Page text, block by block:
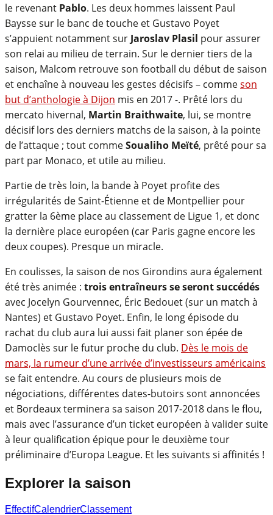
le revenant Pablo. Les deux hommes laissent Paul
Baysse sur le banc de touche et Gustavo Poyet
s’appuient notamment sur Jaroslav Plasil pour assurer
son relai au milieu de terrain. Sur le dernier tiers de la
saison, Malcom retrouve son football du début de saison
et enchaîne à nouveau les gestes décisifs – commeson
but d’anthologie à Dijon mis en 2017 -. Prêté lors du
mercato hivernal, Martin Braithwaite, lui, se montre
décisif lors des derniers matchs de la saison, à la pointe
de l’attaque ; tout commeSoualiho Meïté, prêté pour sa
part par Monaco, et utile au milieu.
Partie de très loin, la bande à Poyet profite des
irrégularités de Saint-Étienne et de Montpellier pour
gratter la 6ème place au classement de Ligue 1, et donc
la dernière place européen (car Paris gagne encore les
deux coupes). Presque un miracle.
En coulisses, la saison de nos Girondins aura également
été très animée : trois entraîneurs se seront succédés
avec Jocelyn Gourvennec, Éric Bedouet (sur un match à
Nantes) et Gustavo Poyet. Enfin, le long épisode du
rachat du club aura lui aussi fait planer son épée de
Damoclès sur le futur proche du club. Dès le mois de
mars, la rumeur d’une arrivée d’investisseurs américains
se fait entendre. Au cours de plusieurs mois de
négociations, différentes dates-butoirs sont annoncées
et Bordeaux terminera sa saison 2017-2018 dans le flou,
mais avec l’assurance d’un ticket européen à valider suite
à leur qualification épique pour le deuxième tour
préliminaire d’Europa League. Et les suivants si affinités !
Explorer la saison
EffectifCalendrierClassement